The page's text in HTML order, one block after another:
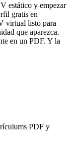
estático y empezar
gratis en
virtual listo para
que aparezca.
en un PDF. Y la
PDF y